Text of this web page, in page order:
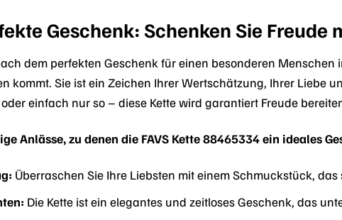
Geschenk: Schenken Sie Freude
dem perfekten Geschenk für einen besonderen Menschen
kommt. Sie ist ein Zeichen Ihrer Wertschätzung, Ihrer Liebe
einfach nur so – diese Kette wird garantiert Freude
Anlässe, zu denen die FAVS Kette 88465334 ein ideales
Überraschen Sie Ihre Liebsten mit einem Schmuckstück,
Die Kette ist ein elegantes und zeitloses Geschenk, das